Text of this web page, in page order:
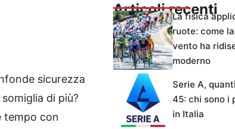
sicurezza
di più?
tempo con
Articoli recenti
La fisica
ruote: come
vento ha
moderno
Serie A,
45: chi sono i
in Italia